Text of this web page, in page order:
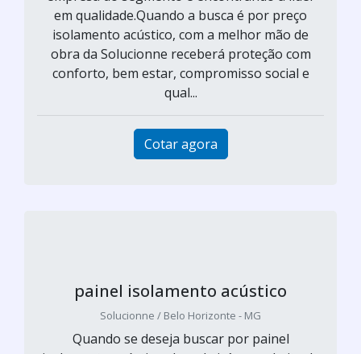
em qualidade.Quando a busca é por preço
isolamento acústico, com a melhor mão de
obra da Solucionne receberá proteção com
conforto, bem estar, compromisso social e
qual...
Cotar agora
painel isolamento acústico
Solucionne / Belo Horizonte - MG
Quando se deseja buscar por painel